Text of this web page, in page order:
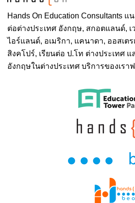
Hands On Education Consultants
ต่อต่างประเทศ อังกฤษ, สกอตแลนด์, เ
ไอร์แลนด์, อเมริกา, แคนาดา, ออสเต
สิงคโปร์, เรียนต่อ ป.โท ต่างประเทศ แ
อังกฤษในต่างประเทศ บริการของเร